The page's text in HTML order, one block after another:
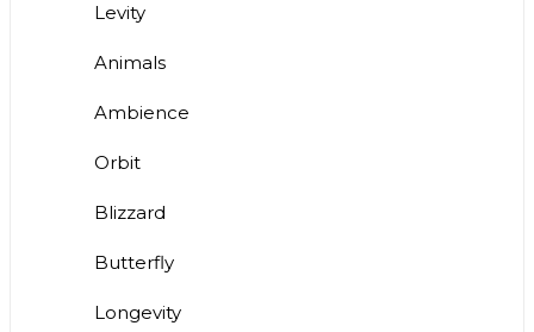
Levity
Animals
Ambience
Orbit
Blizzard
Butterfly
Longevity